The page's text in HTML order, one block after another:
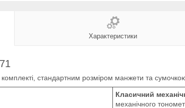
Характеристики
стандартним розміром манжети та
Класичний
механічного